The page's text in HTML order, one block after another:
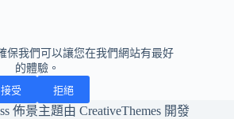
保我們可以讓您在我們網站有最好
的體驗。
接受 拒絕
佈景主題由 CreativeThemes 開發